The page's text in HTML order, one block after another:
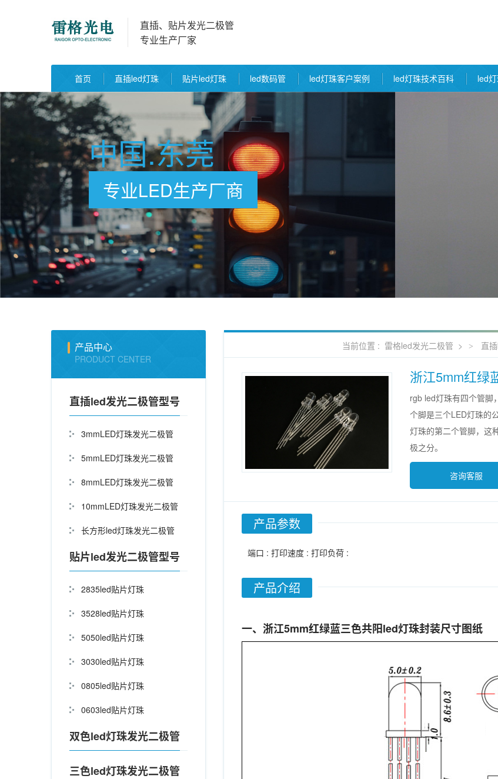
直插、贴片发光二极管
专业生产厂家
首页 直插led灯珠 贴片led灯珠 led数码管 led灯珠客户案例 led灯珠技术百科 led
中国.东莞
专业LED生产厂商
产品中心
PRODUCT CENTER
直插led发光二极管型号
3mmLED灯珠发光二极管
5mmLED灯珠发光二极管
8mmLED灯珠发光二极管
10mmLED灯珠发光二极管
长方形led灯珠发光二极管
贴片led发光二极管型号
2835led贴片灯珠
3528led贴片灯珠
5050led贴片灯珠
3030led贴片灯珠
0805led贴片灯珠
0603led贴片灯珠
双色led灯珠发光二极管
三色led灯珠发光二极管
当前位置 : 雷格led发光二极管 > 直
浙江5mm红绿
rgb led灯珠有四个管脚
个脚是三个LED灯珠的
灯珠的第二个管脚，这
极之分。
咨询客服
产品参数
端口 : 打印速度 : 打印负荷 :
产品介绍
一、浙江5mm红绿蓝三色共阳led灯珠封装尺寸图纸